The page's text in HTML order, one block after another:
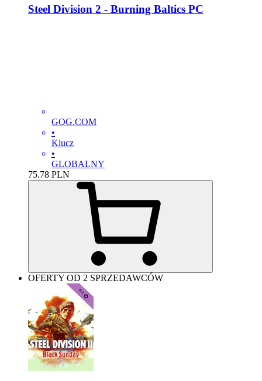
Steel Division 2 - Burning Baltics PC
GOG.COM
•
Klucz
•
GLOBALNY
75.78 PLN
OFERTY OD 2 SPRZEDAWCÓW